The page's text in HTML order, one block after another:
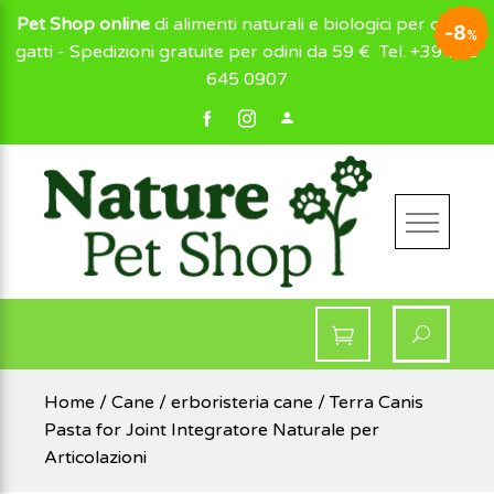
Pet Shop online di alimenti naturali e biologici per cani e
gatti - Spedizioni gratuite per odini da 59 € Tel. +39 049
645 0907
NaturePetShop
Home / Cane / erboristeria cane / Terra Canis
Pasta for Joint Integratore Naturale per
Articolazioni
2
8%
8%
10%
10%
20%
20%
8%
8%